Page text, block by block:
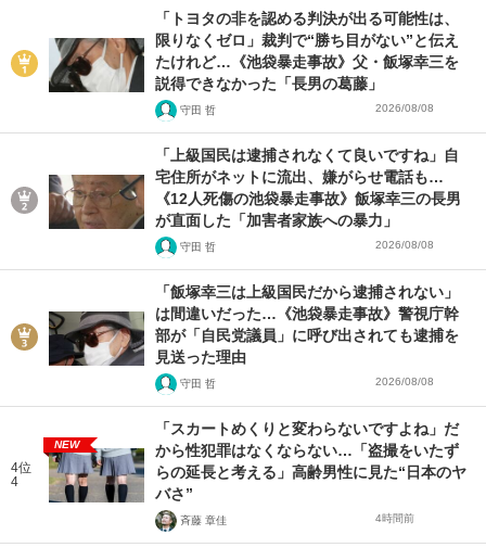
「トヨタの非を認める判決が出る可能性は、
限りなくゼロ」裁判で“勝ち目がない”と伝え
たけれど…《池袋暴走事故》父・飯塚幸三を
説得できなかった「長男の葛藤」
守田 哲 2026/08/08
「上級国民は逮捕されなくて良いですね」自
宅住所がネットに流出、嫌がらせ電話も…
《12人死傷の池袋暴走事故》飯塚幸三の長男
が直面した「加害者家族への暴力」
守田 哲 2026/08/08
「飯塚幸三は上級国民だから逮捕されない」
は間違いだった…《池袋暴走事故》警視庁幹
部が「自民党議員」に呼び出されても逮捕を
見送った理由
守田 哲 2026/08/08
4位
4
NEW
「スカートめくりと変わらないですよね」だ
から性犯罪はなくならない…「盗撮をいたず
らの延長と考える」高齢男性に見た“日本のヤ
バさ”
斉藤 章佳 4時間前